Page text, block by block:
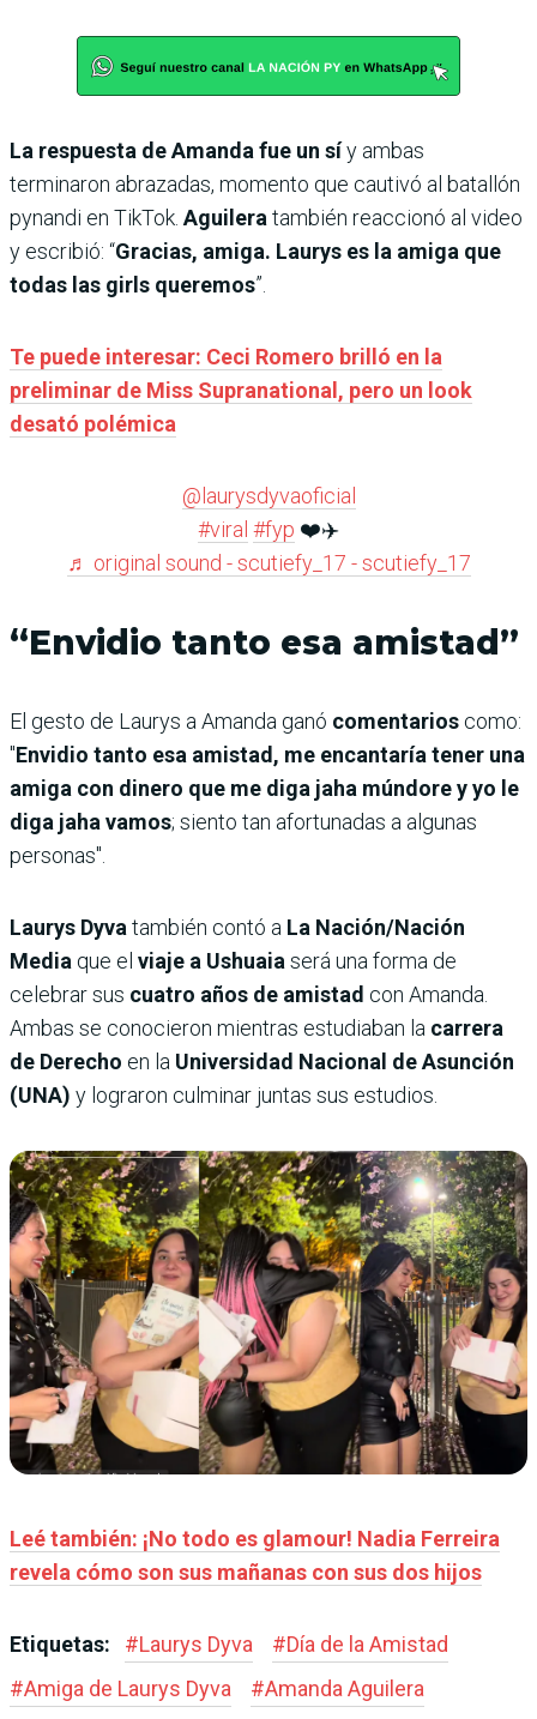
La respuesta de Amanda fue un síy ambas
terminaron abrazadas, momento que cautivó al batallón
pynandi en TikTok. Aguileratambién reaccionó al video
y escribió: “Gracias, amiga. Laurys es la amiga que
todas las girls queremos”.
Te puede interesar: Ceci Romero brilló en la
preliminar de Miss Supranational, pero un look
desató polémica
@laurysdyvaoficial
#viral #fyp ❤️✈️
♬ original sound - scutiefy_17 - scutiefy_17
“Envidio tanto esa amistad”
El gesto de Laurys a Amanda ganó comentarios como:
"Envidio tanto esa amistad, me encantaría tener una
amiga con dinero que me diga jaha múndore y yo le
diga jaha vamos; siento tan afortunadas a algunas
personas".
Laurys Dyvatambién contó a La Nación/Nación
Media que el viaje a Ushuaiaserá una forma de
celebrar sus cuatro años de amistad con Amanda.
Ambas se conocieron mientras estudiaban la carrera
de Derecho en la Universidad Nacional de Asunción
(UNA) y lograron culminar juntas sus estudios.
Leé también: ¡No todo es glamour! Nadia Ferreira
revela cómo son sus mañanas con sus dos hijos
Etiquetas: #Laurys Dyva #Día de la Amistad
#Amiga de Laurys Dyva #Amanda Aguilera